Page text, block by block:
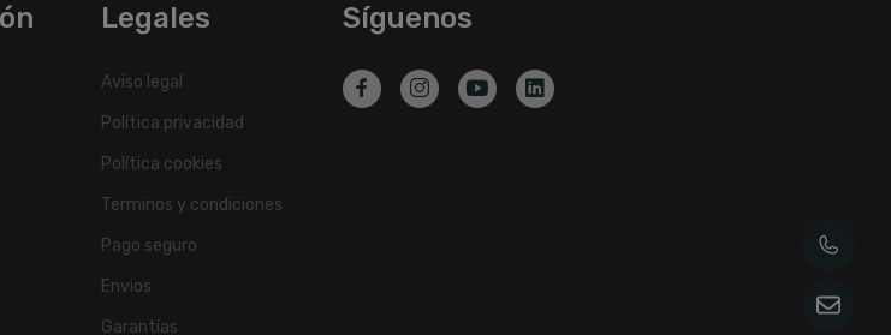
Legales
Aviso legal
Política privacidad
Política cookies
Terminos y condiciones
Pago seguro
Envios
Garantías
Síguenos